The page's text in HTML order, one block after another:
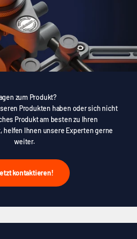
zum Produkt?
Produkten haben oder sich nicht
Produkt am besten zu Ihren
helfen Ihnen unsere Experten gerne
weiter.
kontaktieren!